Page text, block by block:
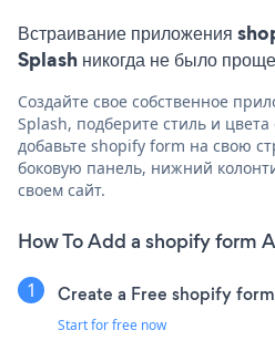
Встраивание приложения
Splash никогда не было проще
Создайте свое собственное
Splash, подберите стиль и цвета
добавьте shopify form на свою
боковую панель, нижний
своем сайт.
How To Add a shopify form
Create a Free shopify
Start for free now